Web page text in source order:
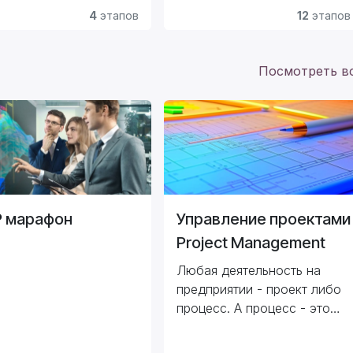
4этапов 12 этапов
Посмотреть
марафон
Управление проектами
Project Management
Любая деятельность на
предприятии - проект либо
процесс. А процесс - это